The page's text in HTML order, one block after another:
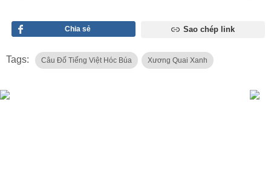
Chia sẻ Sao chép link
Tags: Câu Đố Tiếng Việt Hóc Búa Xương Quai Xanh